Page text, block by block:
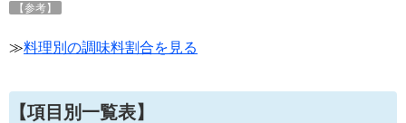
【参考】
≫料理別の調味料割合を見る
【項目別一覧表】